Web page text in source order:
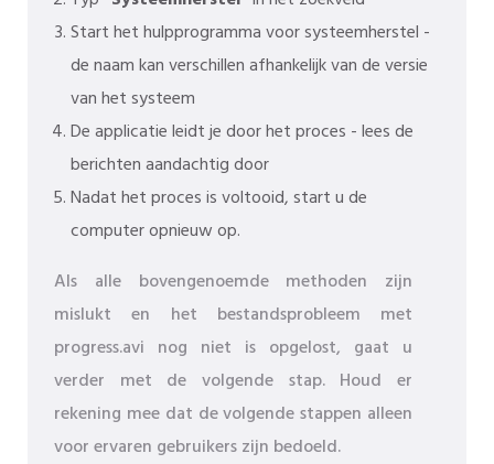
Start het hulpprogramma voor systeemherstel -
de naam kan verschillen afhankelijk van de versie
van het systeem
De applicatie leidt je door het proces - lees de
berichten aandachtig door
Nadat het proces is voltooid, start u de
computer opnieuw op.
Als alle bovengenoemde methoden zijn
mislukt en het bestandsprobleem met
progress.avi nog niet is opgelost, gaat u
verder met de volgende stap. Houd er
rekening mee dat de volgende stappen alleen
voor ervaren gebruikers zijn bedoeld.